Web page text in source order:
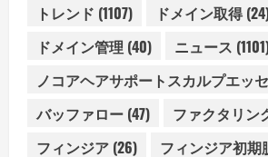
トレンド (1107) ドメイン取得
ドメイン管理 (40) ニュース
ノコアヘアサポートスカルプエッ
バッファロー (47) ファクタリン
フィンジア (26) フィンジア初期